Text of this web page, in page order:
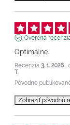
Overená
Optimálne
Recenzia 3. 1. 2026
T.
Pôvodne
Zobraziť pôvodnú